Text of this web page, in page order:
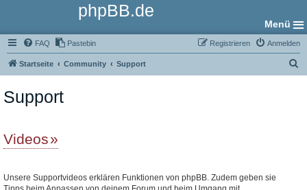
phpBB.de
Menü
FAQ Pastebin Anmelden
Registrieren
Startseite Community Support
Support
Videos
Unsere Supportvideos erklären Funktionen von phpBB. Zudem geben sie